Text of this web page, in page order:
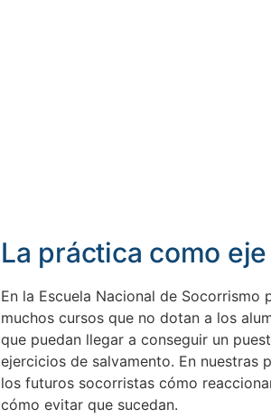
La práctica como
En la Escuela Nacional de
muchos cursos que no dotan a los
que puedan llegar a conseguir un
ejercicios de salvamento. En nuestras
los futuros socorristas cómo
cómo evitar que sucedan.